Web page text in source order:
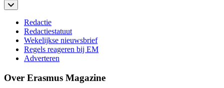
Redactie
Redactiestatuut
Wekelijkse nieuwsbrief
Regels reageren bij EM
Adverteren
Over Erasmus Magazine